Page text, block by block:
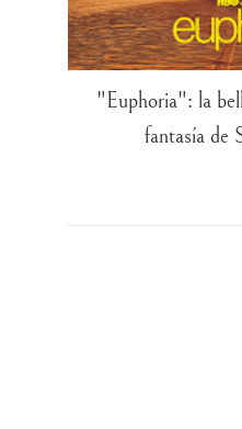
"Euphoria": la
fantasía de